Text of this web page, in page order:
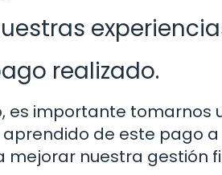
realizado.
es importante
de este pago
nuestra gestión